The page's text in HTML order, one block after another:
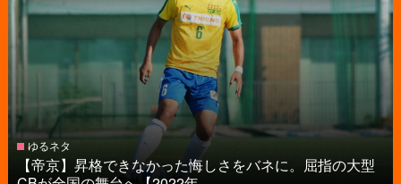
ゆるネタ
【帝京】昇格できなかった悔しさをバネに。屈指の大型